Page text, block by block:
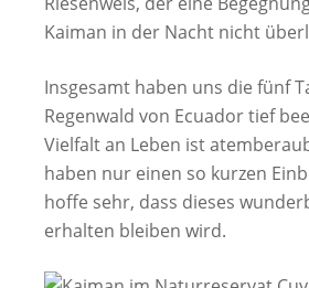
Kaiman in der Nacht nicht
Insgesamt haben uns die fünf
Regenwald von Ecuador tief
Vielfalt an Leben ist
haben nur einen so kurzen
hoffe sehr, dass dieses
erhalten bleiben wird.